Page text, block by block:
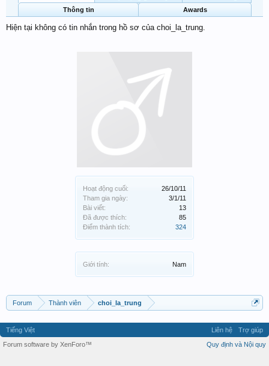
Hoạt động cuối:
26/10/11
Tham gia ngày:
3/1/11
Bài viết:
13
Đã được thích:
85
Điểm thành tích:
324
Giới tính: Nam
Thông tin
Awards
Hiện tại không có tin nhắn trong hồ sơ của choi_la_trung.
Forum Thành viên choi_la_trung
Tiếng Việt Liên hệ
Trợ giúp
Quy định và Nội quy
Forum software by XenForo™